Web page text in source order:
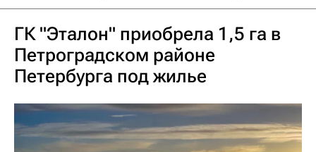
ГК "Эталон" приобрела 1,5 га в
Петроградском районе
Петербурга под жилье